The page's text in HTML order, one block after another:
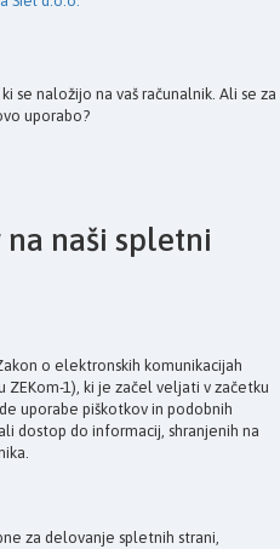
se naložijo na vaš računalnik. Ali se za
uporabo?
naši spletni
o elektronskih komunikacijah
ZEKom-1), ki je začel veljati v začetku
uporabe piškotkov in podobnih
dostop do informacij, shranjenih na
za delovanje spletnih strani,